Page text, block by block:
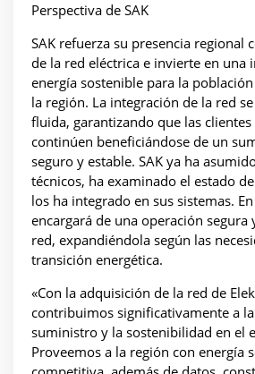
Perspectiva de SAK
SAK refuerza su presencia regional
de la red eléctrica e invierte en una
energía sostenible para la
la región. La integración de la red
fluida, garantizando que las
continúen beneficiándose de un
seguro y estable. SAK ya ha
técnicos, ha examinado el estado
los ha integrado en sus sistemas.
encargará de una operación segura
red, expandiéndola según las
transición energética.
«Con la adquisición de la red de
contribuimos significativamente a
suministro y la sostenibilidad en el
Proveemos a la región con energía